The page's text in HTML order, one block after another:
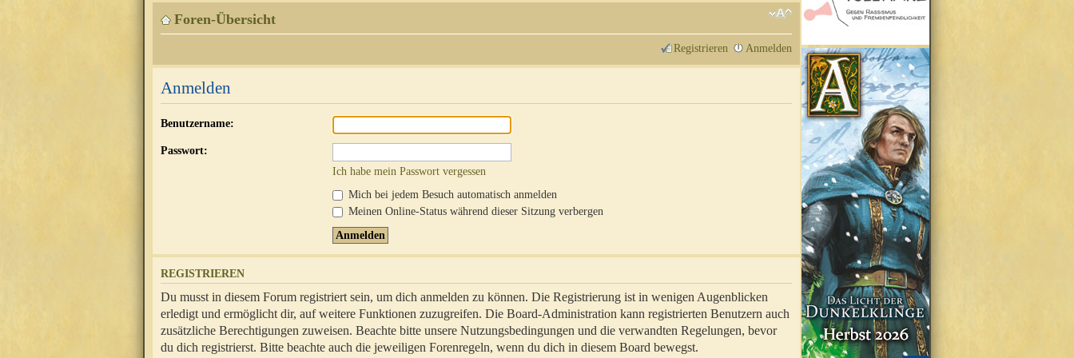
Foren-Übersicht
Registrieren Anmelden
Anmelden
Benutzername:
Passwort:
Ich habe mein Passwort vergessen
Mich bei jedem Besuch automatisch anmelden
Meinen Online-Status während dieser Sitzung verbergen
REGISTRIEREN
Du musst in diesem Forum registriert sein, um dich anmelden zu können. Die Registrierung ist in wenigen Augenblicken
erledigt und ermöglicht dir, auf weitere Funktionen zuzugreifen. Die Board-Administration kann registrierten Benutzern auch
zusätzliche Berechtigungen zuweisen. Beachte bitte unsere Nutzungsbedingungen und die verwandten Regelungen, bevor
du dich registrierst. Bitte beachte auch die jeweiligen Forenregeln, wenn du dich in diesem Board bewegst.